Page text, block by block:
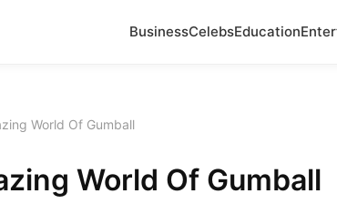
BusinessCelebsEducation
World Of Gumball
World Of Gumball